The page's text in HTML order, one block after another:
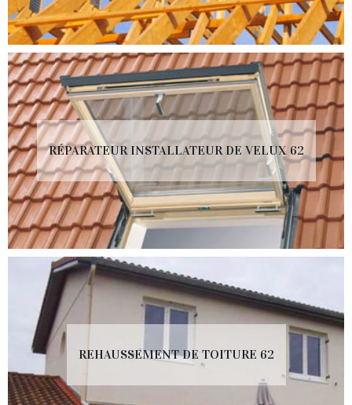
RÉPARATEUR INSTALLATEUR DE VELUX 62
REHAUSSEMENT DE TOITURE 62